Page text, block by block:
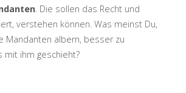
. Die sollen das Recht und
verstehen können. Was meinst Du,
Mandanten albern, besser zu
mit ihm geschieht?